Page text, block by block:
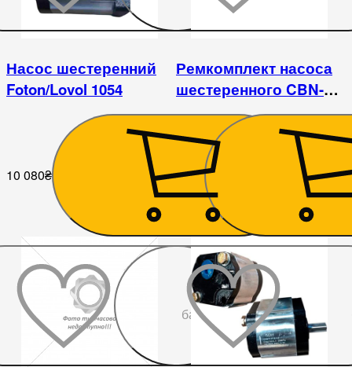
Насос шестеренний
Foton/Lovol 1054
10 080₴
Ремкомплект насоса
шестеренного CBN-
314
115₴
До
бажаного